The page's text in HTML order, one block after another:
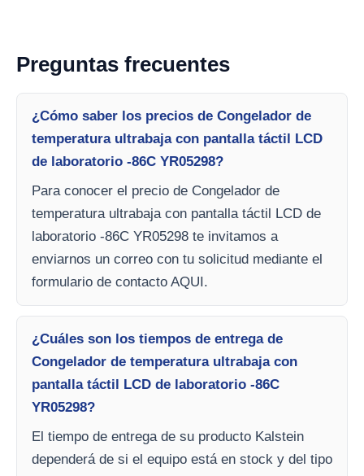
Preguntas frecuentes
¿Cómo saber los precios de Congelador de
temperatura ultrabaja con pantalla táctil LCD
de laboratorio -86C YR05298?
Para conocer el precio de Congelador de
temperatura ultrabaja con pantalla táctil LCD de
laboratorio -86C YR05298 te invitamos a
enviarnos un correo con tu solicitud mediante el
formulario de contacto AQUI.
¿Cuáles son los tiempos de entrega de
Congelador de temperatura ultrabaja con
pantalla táctil LCD de laboratorio -86C
YR05298?
El tiempo de entrega de su producto Kalstein
dependerá de si el equipo está en stock y del tipo